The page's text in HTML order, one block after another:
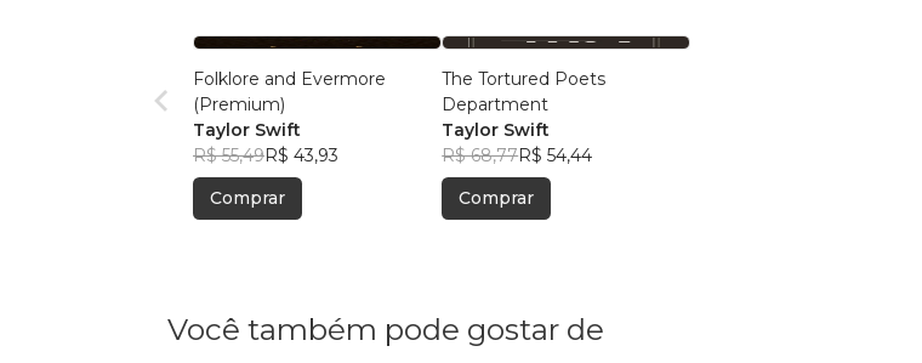
Folklore and Evermore
(Premium)
Taylor Swift
R$ 55,49R$ 43,93
Comprar
The Tortured Poets
Department
Taylor Swift
R$ 68,77R$ 54,44
Comprar
Você também pode gostar de